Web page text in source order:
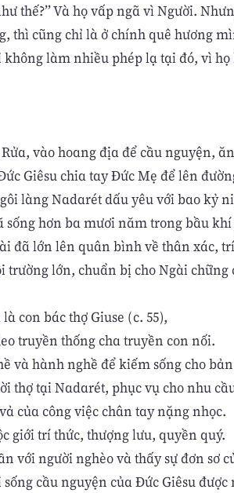
thế?” Và họ vấp ngã vì Người.
thì cũng chỉ là ở chính quê hương
làm nhiều phép lạ tại đó, vì
vào hoang địa để cầu nguyện,
Giêsu chia tay Đức Mẹ để lên
làng Nadarét dấu yêu với bao kỷ
sống hơn ba mươi năm trong bầu
đã lớn lên quân bình về thân xác,
trường lớn, chuẩn bị cho Ngài chững
con bác thợ Giuse (c. 55),
truyền thống cha truyền con nối.
và hành nghề để kiếm sống cho
thợ tại Nadarét, phục vụ cho nhu
của công việc chân tay nặng nhọc.
giới trí thức, thượng lưu, quyền quý.
với người nghèo và thấy sự đơn sơ
cầu nguyện của Đức Giêsu được